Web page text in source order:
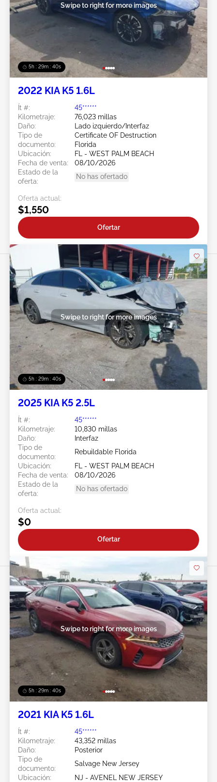
5h : 29m : 37s
Swipe to right for more images
2022 KIA K5 1.6L
Ít #:
45******
Kilometraje:
76,023 millas
Daño:
Lado izquierdo/Interfaz
Tipo de
documento:
Certificate OF Destruction
Florida
Ubicación:
FL - WEST PALM BEACH
Fecha de venta:
08/10/2026
Estado de la
oferta:
No has ofertado
Oferta actual:
$1,550
Ofertar
5h : 29m : 37s
Swipe to right for more images
2025 KIA K5 2.5L
Ít #:
45******
Kilometraje:
10,830 millas
Daño:
Interfaz
Tipo de
documento:
Rebuildable Florida
Ubicación:
FL - WEST PALM BEACH
Fecha de venta:
08/10/2026
Estado de la
oferta:
No has ofertado
Oferta actual:
$0
Ofertar
5h : 29m : 37s
Swipe to right for more images
2021 KIA K5 1.6L
Ít #:
45******
Kilometraje:
43,352 millas
Daño:
Posterior
Tipo de
documento:
Salvage New Jersey
Ubicación:
NJ - AVENEL NEW JERSEY